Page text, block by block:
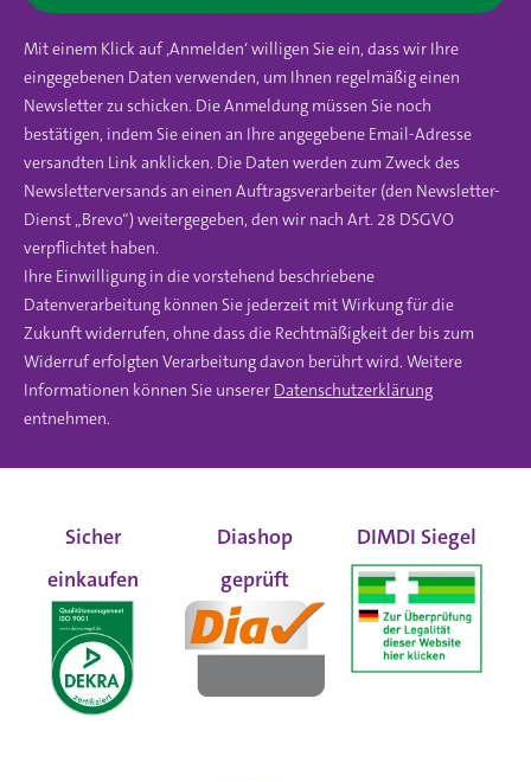
Mit einem Klick auf ‚Anmelden‘ willigen Sie ein, dass wir Ihre
eingegebenen Daten verwenden, um Ihnen regelmäßig einen
Newsletter zu schicken. Die Anmeldung müssen Sie noch
bestätigen, indem Sie einen an Ihre angegebene Email-Adresse
versandten Link anklicken. Die Daten werden zum Zweck des
Newsletterversands an einen Auftragsverarbeiter (den Newsletter-
Dienst „Brevo“) weitergegeben, den wir nach Art. 28 DSGVO
verpflichtet haben.
Ihre Einwilligung in die vorstehend beschriebene
Datenverarbeitung können Sie jederzeit mit Wirkung für die
Zukunft widerrufen, ohne dass die Rechtmäßigkeit der bis zum
Widerruf erfolgten Verarbeitung davon berührt wird. Weitere
Informationen können Sie unserer Datenschutzerklärung
entnehmen.
Sicher
einkaufen
Diashop
geprüft
DIMDI Siegel